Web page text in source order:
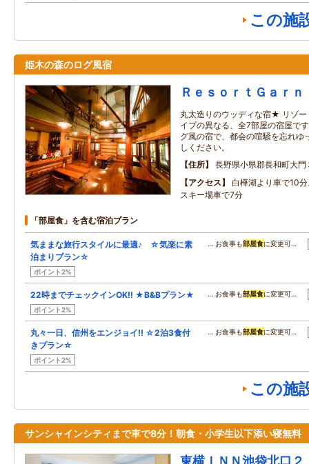
この施
姫木の森のログ風宿
ＲｅｓｏｒｔＧａｒ
丸太造りのウッディな宿★ リゾ
イプの異なる、全7部屋の宿屋で
グ風の宿で、都会の喧騒を忘れゆ
しください。
住所
長野県小県郡長和町大
アクセス
白樺湖より車で10
スキー場車で7分
「部屋食」を含む宿泊プラン
気ままな旅行スタイルに最適♪ ☆気楽に素
泊まりプラン☆
ポイント2%
… お食事も部屋食に変更可…
22時までチェックインOK!! ★B&Bプラン★
ポイント2%
… お食事も部屋食に変更可…
丸々一日、信州をエンジョイ!! ☆2泊3食付
きプラン☆
ポイント2%
… お食事も部屋食に変更可…
この施
サンシャインシティまで車で8分！朝食・小学生以下添い寝無料